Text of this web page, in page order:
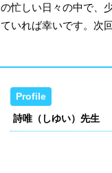
忙しい日々の中で、
いれば幸いです。次
詩唯（しゆい）先生